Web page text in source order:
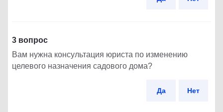
3 вопрос
Вам нужна консультация юриста по изменению
целевого назначения садового дома?
Да Нет